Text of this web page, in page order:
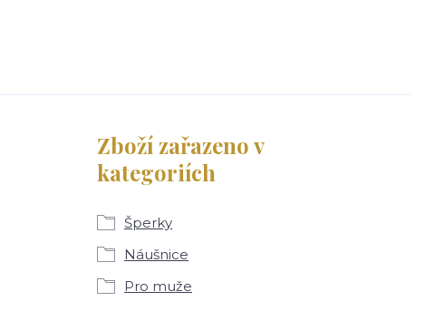
Zboží zařazeno v
kategoriích
Šperky
Náušnice
Pro muže